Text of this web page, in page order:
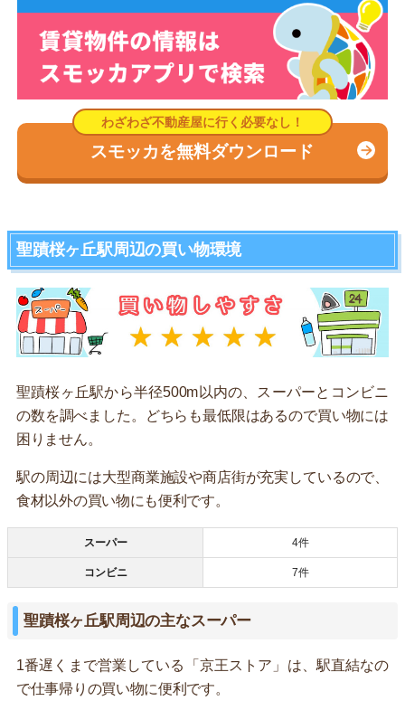
スモッカを無料ダウンロード
聖蹟桜ヶ丘駅周辺の買い物環境
聖蹟桜ヶ丘駅から半径500m以内の、スーパーとコンビニ
の数を調べました。どちらも最低限はあるので買い物には
困りません。
駅の周辺には大型商業施設や商店街が充実しているので、
食材以外の買い物にも便利です。
スーパー 4件
コンビニ 7件
聖蹟桜ヶ丘駅周辺の主なスーパー
1番遅くまで営業している「京王ストア」は、駅直結なの
で仕事帰りの買い物に便利です。